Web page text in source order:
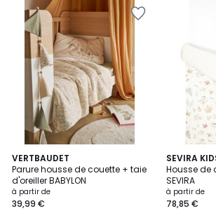
VERTBAUDET
Parure housse de couette + taie
d'oreiller BABYLON
à partir de
39,99 €
SEVIRA
Housse de
SEVIRA
à partir de
78,85 €